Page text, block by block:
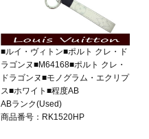
■ルイ・ヴィトン■ポルト クレ・ド
ラゴンヌ■M64168■ポルト クレ・
ドラゴンヌ■モノグラム・エクリプ
ス■ホワイト■程度AB
ABランク(Used)
商品番号：RK1520HP